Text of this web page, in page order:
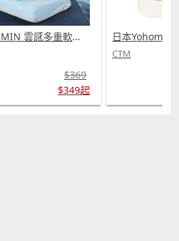
日本 DEAR.MIN 雲感多重軟芯柔托緩壓Peace柔眠枕 (需訂貨)
$369
$349起
CTM